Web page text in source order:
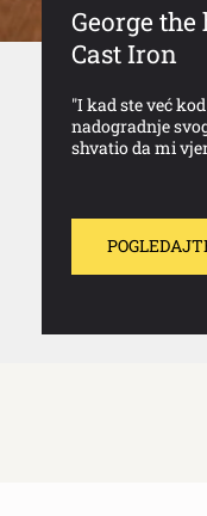
George
Cast Iron
"I kad ste već
nadogradnje
shvatio da mi